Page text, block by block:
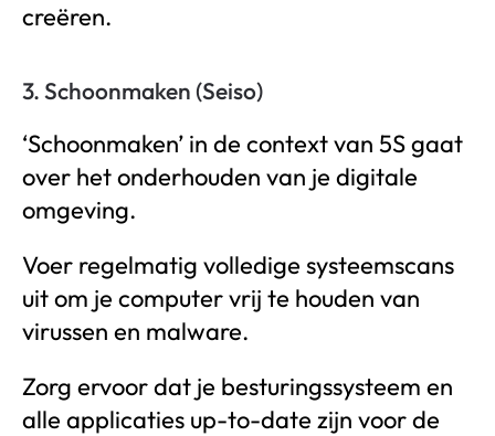
creëren.
3. Schoonmaken (Seiso)
‘Schoonmaken’ in de context van 5S gaat
over het onderhouden van je digitale
omgeving.
Voer regelmatig volledige systeemscans
uit om je computer vrij te houden van
virussen en malware.
Zorg ervoor dat je besturingssysteem en
alle applicaties up-to-date zijn voor de